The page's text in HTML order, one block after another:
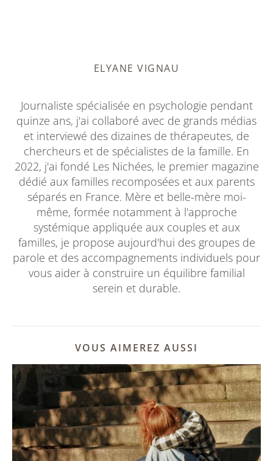
ELYANE VIGNAU
Journaliste spécialisée en psychologie pendant
quinze ans, j'ai collaboré avec de grands médias
et interviewé des dizaines de thérapeutes, de
chercheurs et de spécialistes de la famille. En
2022, j'ai fondé Les Nichées, le premier magazine
dédié aux familles recomposées et aux parents
séparés en France. Mère et belle-mère moi-
même, formée notamment à l'approche
systémique appliquée aux couples et aux
familles, je propose aujourd'hui des groupes de
parole et des accompagnements individuels pour
vous aider à construire un équilibre familial
serein et durable.
VOUS AIMEREZ AUSSI